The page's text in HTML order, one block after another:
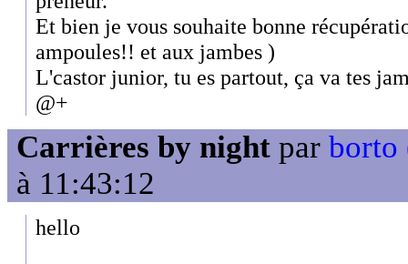
Et bien je vous souhaite bonne
ampoules!! et aux jambes )
L'castor junior, tu es partout, ça va tes
@+
Carrières by night par
à 11:43:12
hello